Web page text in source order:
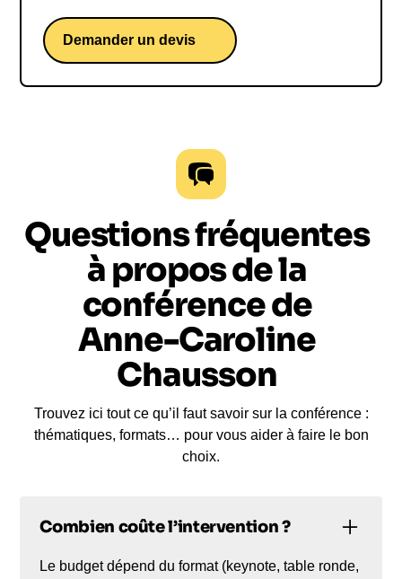
Demander un devis
Questions fréquentes
à propos de la
conférence de
Anne-Caroline
Chausson
Trouvez ici tout ce qu’il faut savoir sur la conférence :
thématiques, formats… pour vous aider à faire le bon
choix.
Combien coûte l’intervention ?
Le budget dépend du format (keynote, table ronde,